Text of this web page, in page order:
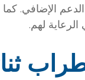
الإضافي.
لهم.